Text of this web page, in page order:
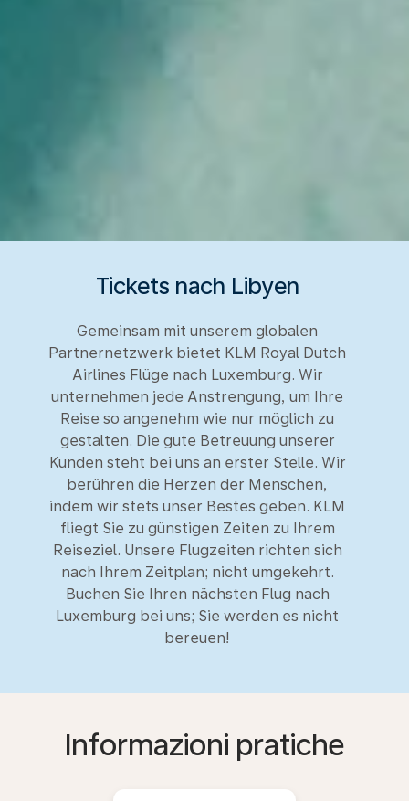
Tickets nach Libyen
Gemeinsam mit unserem globalen
Partnernetzwerk bietet KLM Royal Dutch
Airlines Flüge nach Luxemburg. Wir
unternehmen jede Anstrengung, um Ihre
Reise so angenehm wie nur möglich zu
gestalten. Die gute Betreuung unserer
Kunden steht bei uns an erster Stelle. Wir
berühren die Herzen der Menschen,
indem wir stets unser Bestes geben. KLM
fliegt Sie zu günstigen Zeiten zu Ihrem
Reiseziel. Unsere Flugzeiten richten sich
nach Ihrem Zeitplan; nicht umgekehrt.
Buchen Sie Ihren nächsten Flug nach
Luxemburg bei uns; Sie werden es nicht
bereuen!
Informazioni pratiche